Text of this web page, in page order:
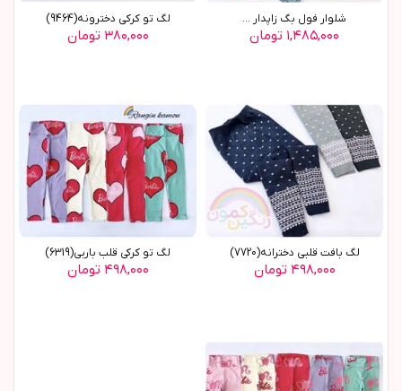
شلوار فول بگ زاپدار ...
۱,۴۸۵,۰۰۰ تومان
لگ تو کرکي دخترونه(9464)
۳۸۰,۰۰۰ تومان
لگ بافت قلبی دخترانه(7720)
۴۹۸,۰۰۰ تومان
لگ تو کرکی قلب باربی(6319)
۴۹۸,۰۰۰ تومان